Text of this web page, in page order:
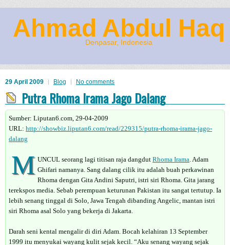
Ahmad Abdul Haq
Denpasar, Indonesia
29 April 2009 Blog No comments
Putra Rhoma Irama Jago Dalang
Sumber: Liputan6.com, 29-04-2009
URL: http://showbiz.liputan6.com/read/229315/putra-rhoma-irama-jago-
dalang
M UNCUL seorang lagi titisan raja dangdut Rhoma Irama. Adam
Ghifari namanya. Sang dalang cilik itu adalah buah perkawinan
Rhoma dengan Gita Andini Saputri, istri siri Rhoma. Gita jarang
terekspos media. Sebab perempuan keturunan Pakistan itu sangat tertutup. Ia
lebih senang tinggal di Solo, Jawa Tengah dibanding Angelic, mantan istri
siri Rhoma asal Solo yang bekerja di Jakarta.
Darah seni kental mengalir di diri Adam. Bocah kelahiran 13 September
1999 itu menyukai wayang kulit sejak kecil. “Aku senang wayang sejak